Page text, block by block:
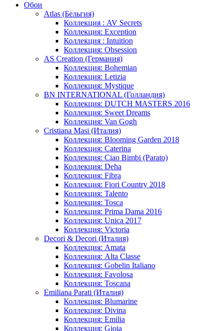
Обои
Atlas (Бельгия)
Коллекция : AV Secrets
Коллекция: Exception
Коллекция : Intuition
Коллекция: Obsession
AS Creation (Германия)
Коллекция: Bohemian
Коллекция: Letizia
Коллекция: Mystique
BN INTERNATIONAL (Голландия)
Коллекция: DUTCH MASTERS 2016
Коллекция: Sweet Dreams
Коллекция: Van Gogh
Cristiana Masi (Италия)
Коллекция: Blooming Garden 2018
Коллекция: Caterina
Коллекция: Ciao Bimbi (Parato)
Коллекция: Deha
Коллекция: Fibra
Коллекция: Fiori Country 2018
Коллекция: Talento
Коллекция: Tosca
Коллекция: Prima Dama 2016
Коллекция: Unica 2017
Коллекция: Victoria
Decori & Decori (Италия)
Коллекция: Amata
Коллекция: Alta Classe
Коллекция: Gobelin Italiano
Коллекция: Favolosa
Коллекция: Toscana
Emiliana Parati (Италия)
Коллекция: Blumarine
Коллекция: Divina
Коллекция: Emilia
Коллекция: Gioia